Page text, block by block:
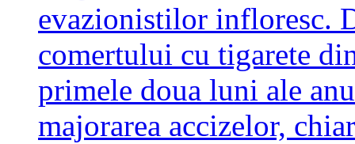
evazionistilor infloresc.
comertului cu tigarete
primele doua luni ale
majorarea accizelor,